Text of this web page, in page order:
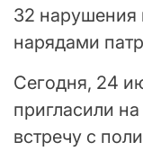
32 нарушения
нарядами
Сегодня, 24
пригласили
встречу с